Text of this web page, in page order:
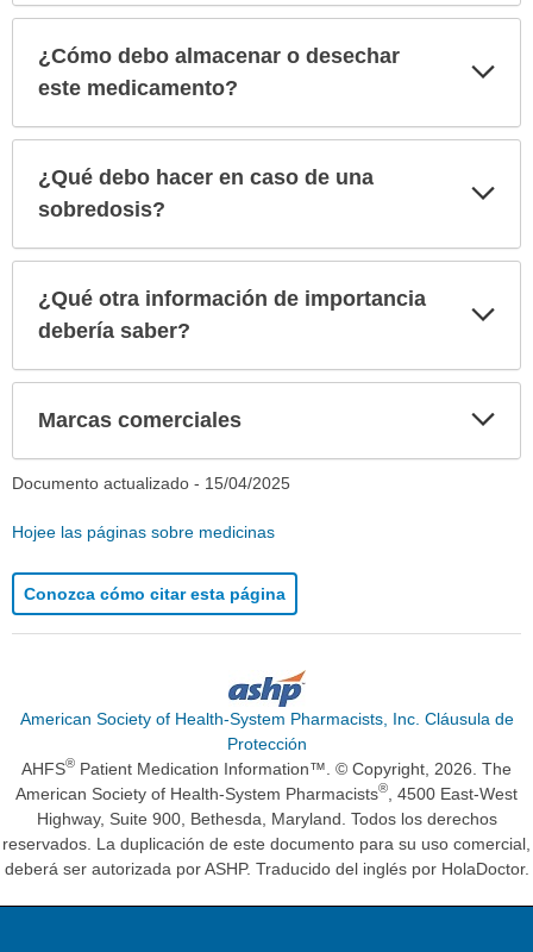
¿Cómo debo almacenar o desechar
este medicamento?
¿Qué debo hacer en caso de una
sobredosis?
¿Qué otra información de importancia
debería saber?
Marcas comerciales
Documento actualizado - 15/04/2025
Hojee las páginas sobre medicinas
Conozca cómo citar esta página
American Society of Health-System Pharmacists, Inc. Cláusula de
Protección
AHFS® Patient Medication Information™. © Copyright, 2026. The
American Society of Health-System Pharmacists®
, 4500 East-West
Highway, Suite 900, Bethesda, Maryland. Todos los derechos
reservados. La duplicación de este documento para su uso comercial,
deberá ser autorizada por ASHP. Traducido del inglés por HolaDoctor.